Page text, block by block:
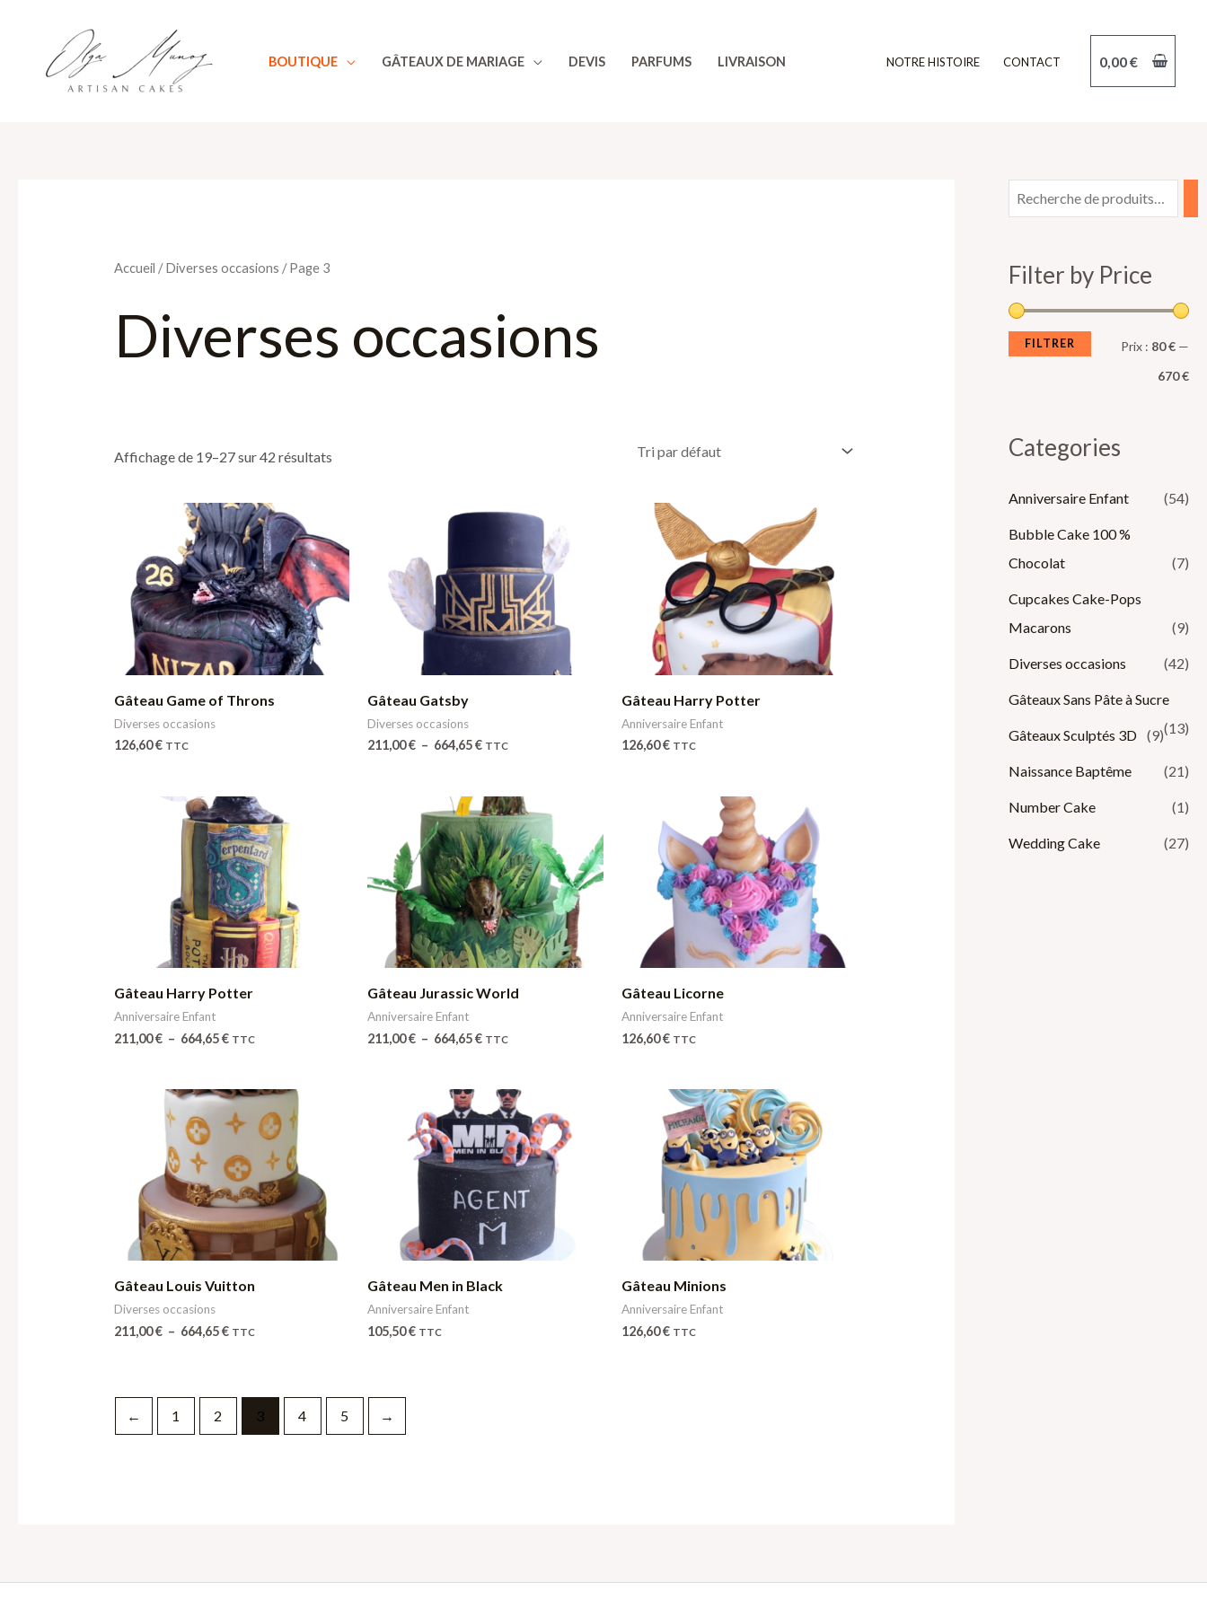
contenu
BOUTIQUE GÂTEAUX DE MARIAGE DEVIS PARFUMS LIVRAISON NOTRE HISTOIRE CONTACT 0,00€
Accueil /Diverses occasions / Page 3
Diverses occasions
Affichage de 19–27 sur 42 résultats
Gâteau Game of Throns
Diverses occasions
126,60€ TTC
Gâteau Gatsby
Diverses occasions
211,00€ – 664,65€
Plage
à
664,65 €
TTC
Gâteau Harry Potter
Anniversaire Enfant
126,60€ TTC
Gâteau Harry Potter
Anniversaire Enfant
211,00€ – 664,65€
Plage
de
prix :
211,00 €
à
664,65 €
TTC
Gâteau Jurassic World
Anniversaire Enfant
211,00€ – 664,65€
Plage
de
prix :
211,00 €
à
664,65 €
TTC
Gâteau Licorne
Anniversaire Enfant
126,60€ TTC
Gâteau Louis Vuitton
Diverses occasions
211,00€ – 664,65€
Plage
de
prix :
211,00 €
à
664,65 €
TTC
Gâteau Men in Black
Anniversaire Enfant
105,50€ TTC
Gâteau Minions
Anniversaire Enfant
126,60€ TTC
← 1 2 3 4 5 →
Filter by Price
m
n
m
x
FILTRER Prix : 80 €—
670 €
Categories
Anniversaire Enfant (54)
Bubble Cake 100 %
Chocolat
(7)
Cupcakes Cake-Pops
Macarons
(9)
Diverses occasions (42)
Gâteaux Sans Pâte à Sucre
(13)
Gâteaux Sculptés 3D (9)
Naissance Baptême (21)
Number Cake (1)
Wedding Cake (27)